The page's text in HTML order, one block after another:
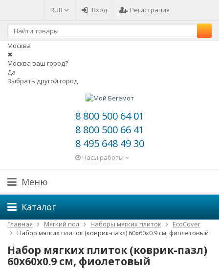
RUB Вход Регистрация
Москва
✖
Москва ваш город?
Да
Выбрать другой город
8 800 500 64 01
8 800 500 66 41
8 495 648 49 30
Часы работы
Меню
Каталог
Главная Мягкий пол Наборы мягких плиток
EcoCover
Набор мягких плиток (коврик-пазл) 60х60x0.9 см, фиолетовый
Набор мягких плиток (коврик-пазл)
60х60x0.9 см, фиолетовый